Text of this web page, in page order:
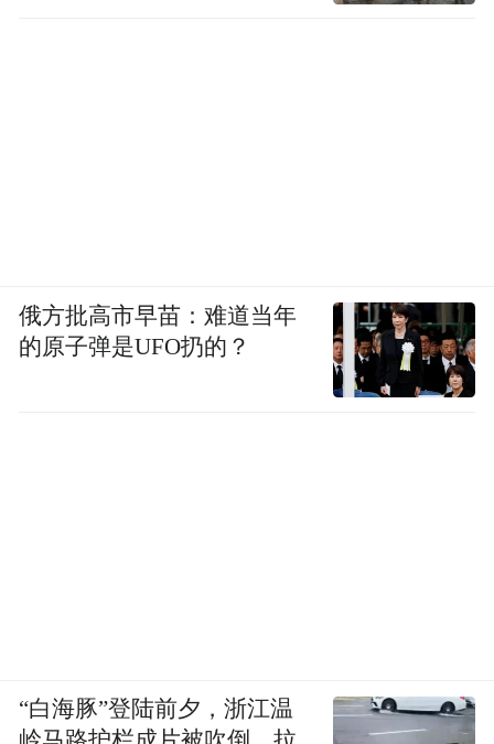
俄方批高市早苗：难道当年
的原子弹是UFO扔的？
“白海豚”登陆前夕，浙江温